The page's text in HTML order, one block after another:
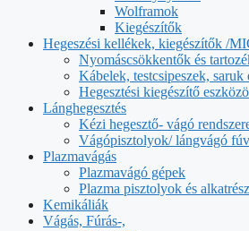
Wolframok
Kiegészítők
Hegeszési kellékek, kiegészítők /
Nyomáscsökkentők és
Kábelek, testcsipeszek, saruk
Hegesztési kiegészítő
Lánghegesztés
Kézi hegesztő- vágó
Vágópisztolyok/ lángvágó
Plazmavágás
Plazmavágó gépek
Plazma pisztolyok és
Kemikáliák
Vágás, Fúrás-,